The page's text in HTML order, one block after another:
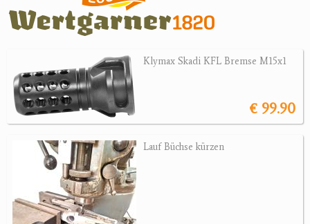
Zubehör
Jagdreviere
Antikes
Geschenke
Reviereinrichtungen
Klymax Skadi KFL Bremse M15x1
€ 99.90
Lauf Büchse kürzen